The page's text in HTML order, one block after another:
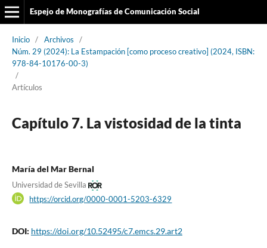
Espejo de Monografías de Comunicación Social
Inicio / Archivos
/
Núm. 29 (2024): La Estampación [como proceso creativo] (2024, ISBN:
978-84-10176-00-3)
/
Artículos
Capítulo 7. La vistosidad de la tinta
María del Mar Bernal
Universidad de Sevilla
https://orcid.org/0000-0001-5203-6329
DOI: https://doi.org/10.52495/c7.emcs.29.art2